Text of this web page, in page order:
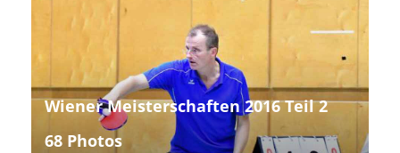
Wiener Meisterschaften 2016 Teil 2
68 Photos